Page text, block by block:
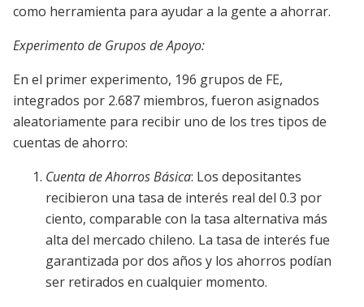
como herramienta para ayudar a la gente a ahorrar.
Experimento de Grupos de Apoyo:
En el primer experimento, 196 grupos de FE,
integrados por 2.687 miembros, fueron asignados
aleatoriamente para recibir uno de los tres tipos de
cuentas de ahorro:
Cuenta de Ahorros Básica: Los depositantes
recibieron una tasa de interés real del 0.3 por
ciento, comparable con la tasa alternativa más
alta del mercado chileno. La tasa de interés fue
garantizada por dos años y los ahorros podían
ser retirados en cualquier momento.